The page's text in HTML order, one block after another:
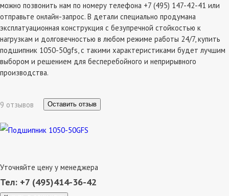
можно позвонить нам по номеру телефона +7 (495) 147-42-41 или
отправьте онлайн-запрос. В детали специально продумана
эксплатуационная конструкция с безупречной стойкостью к
нагрузкам и долговечностью в любом режиме работы 24/7, купить
подшипник 1050-50gfs, с такими характеристиками будет лучшим
выбором и решением для бесперебойного и неприрывного
производства.
9 отзывов Оставить отзыв
Уточняйте цену у менеджера
Тел: +7 (495)414-36-42